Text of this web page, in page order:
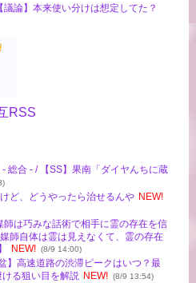
論】本来使い分けは想定してた？
RSS
総合 - / 【SS】果南「ダイヤんちに蔵
ど、どうやったら治せるんや NEW!
師は巧みな話術で相手に霊の存在を信
師自体は霊は見えなくて、霊の存在
NEW! (8/9 14:00)
】高速道路の渋滞ピークはいつ？最
る狙い目を解説 NEW! (8/9 13:54)